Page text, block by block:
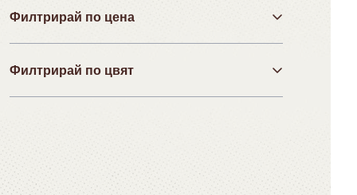
36 37 38 39
Филтрирай по цена
Филтрирай по цвят
Кафяво